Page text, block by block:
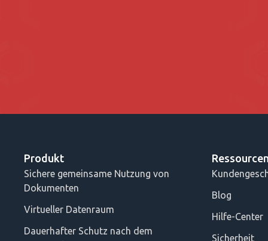
Produkt
Sichere gemeinsame Nutzung von
Dokumenten
Virtueller Datenraum
Dauerhafter Schutz nach dem
Blog
Hilfe-Center
Sicherheit